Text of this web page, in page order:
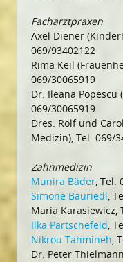
Facharztpraxen
Axel Diener
069/93402122
Rima Keil
069/30065919
Dr. Ileana Popescu
069/30065919
Dres. Rolf und
Medizin), Tel. 069/
Zahnmedizin
Munira Bäder, Tel.
Simone Bauriedl,
Maria Karasiewicz,
Ilka Partschefeld,
Nikrou Tahmineh,
Dr. Peter